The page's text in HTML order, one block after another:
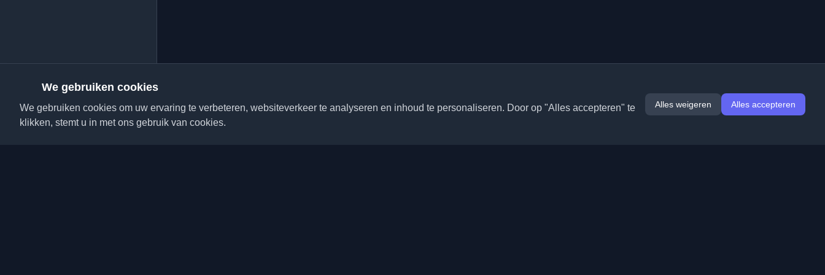
We gebruiken cookies
We gebruiken cookies om uw ervaring te verbeteren, websiteverkeer te analyseren en inhoud te personaliseren. Door op "Alles accepteren" te
klikken, stemt u in met ons gebruik van cookies.
Alles weigeren Alles accepteren